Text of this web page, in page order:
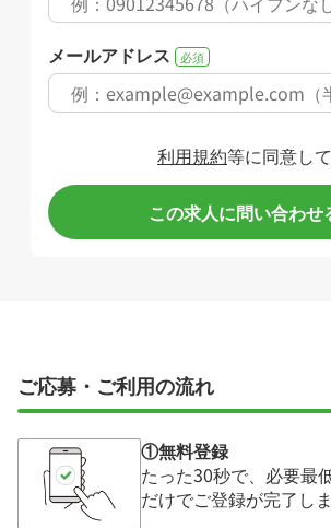
メールアドレス 必須
利用規約等に同意して
この求人に問い合わせ
ご応募・ご利用の流れ
①無料登録
たった30秒で、必要最
だけでご登録が完了し